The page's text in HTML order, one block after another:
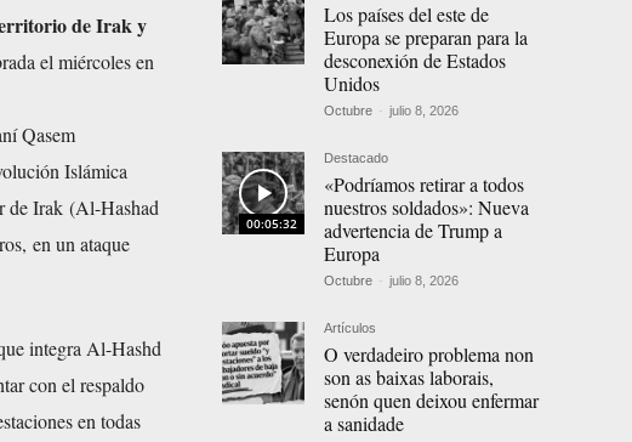
de Irak y
el miércoles en
Qasem
Islámica
de Irak (Al-Hashad
en un ataque
integra Al-Hashd
con el respaldo
en todas
Los países del este de
Europa se preparan para la
desconexión de Estados
Unidos
Octubre - julio 8, 2026
00:05:32
Destacado
«Podríamos retirar a todos
nuestros soldados»: Nueva
advertencia de Trump a
Europa
Octubre - julio 8, 2026
Artículos
O verdadeiro problema non
son as baixas laborais,
senón quen deixou enfermar
a sanidade